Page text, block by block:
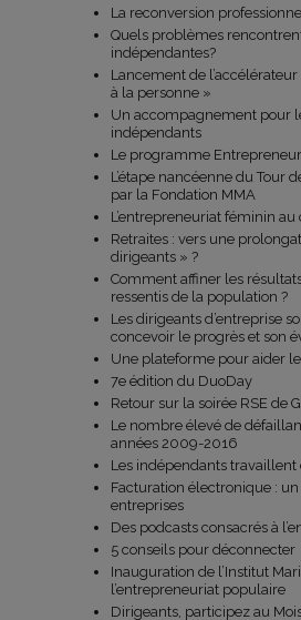
La reconversion
Quels problèmes
indépendantes?
Lancement de
à la personne »
Un accompagnement pour
indépendants
Le programme
L’étape nancéenne du Tour
par la Fondation MMA
L’entrepreneuriat féminin au
Retraites : vers une
dirigeants » ?
Comment affiner les
ressentis de la population ?
Les dirigeants d’entreprise
concevoir le progrès et son
Une plateforme pour aider
7e édition du DuoDay
Retour sur la soirée RSE de
Le nombre élevé de
années 2009-2016
Les indépendants travaillent
Facturation électronique :
entreprises
Des podcasts consacrés à
5 conseils pour déconnecter
Inauguration de l’Institut
l’entrepreneuriat populaire
Dirigeants, participez au